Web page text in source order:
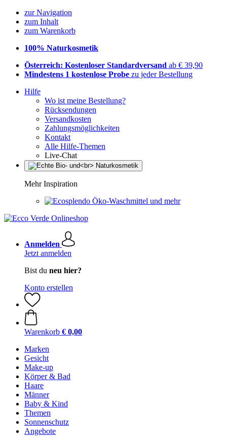
zur Navigation
zum Inhalt
zum Warenkorb
100% Naturkosmetik
Österreich: Kostenloser Standardversand ab € 39,90
Mindestens 1 kostenlose Probe zu jeder Bestellung
Hilfe
Wo ist meine Bestellung?
Rücksendungen
Versandkosten
Zahlungsmöglichkeiten
Kontakt
Alle Hilfe-Themen
Live-Chat
Mehr Inspiration
Öko-Waschmittel und mehr
Anmelden
Jetzt anmelden
Bist du neu hier?
Konto erstellen
Warenkorb € 0,00
Marken
Gesicht
Make-up
Körper & Bad
Haare
Männer
Baby & Kind
Themen
Sonnenschutz
Angebote